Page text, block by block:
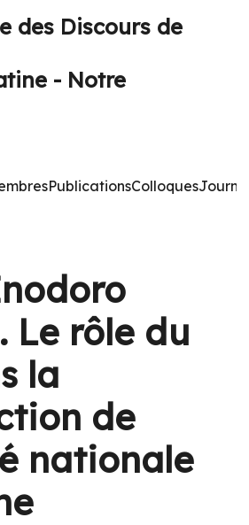
des Discours de
- Notre
PublicationsColloques
Le rôle du
la
de
nationale